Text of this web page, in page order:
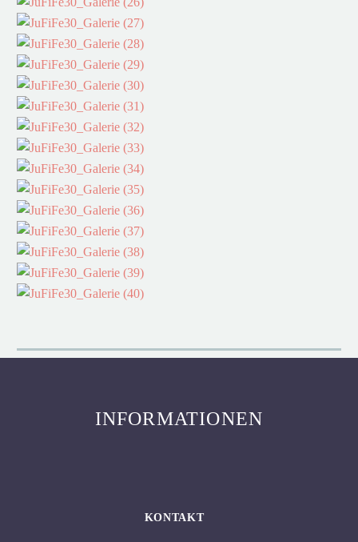
INFORMATIONEN
KONTAKT